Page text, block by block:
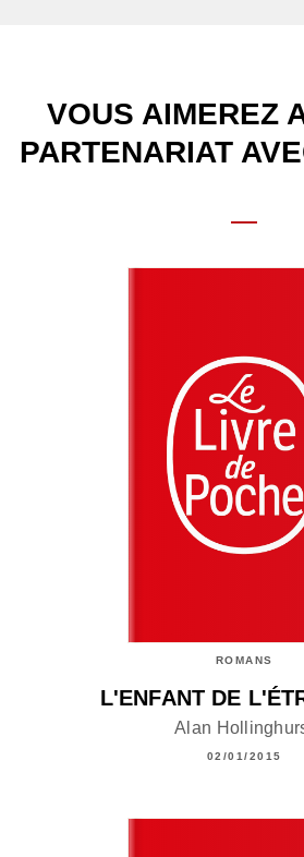
VOUS AIMEREZ
PARTENARIAT
ROMANS
L'ENFANT DE
Alan
02/01/2015